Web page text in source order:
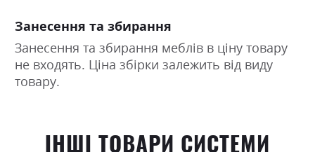
Занесення та збирання
Занесення та збирання меблів в ціну товару
не входять. Ціна збірки залежить від виду
товару.
ІНШІ ТОВАРИ СИСТЕМИ